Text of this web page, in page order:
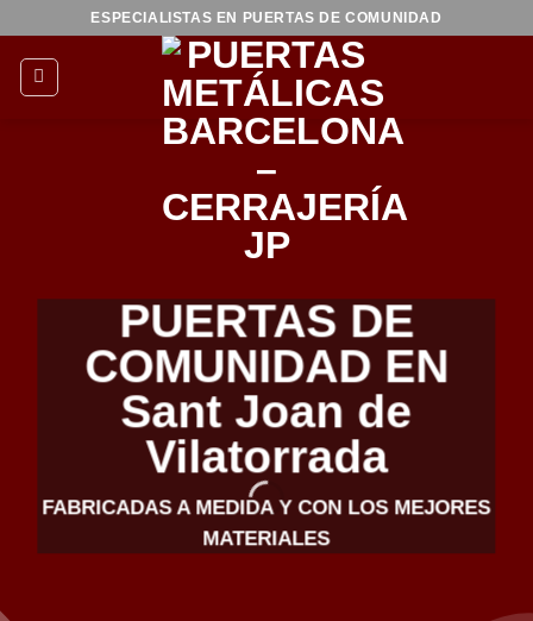
contenido
ESPECIALISTAS EN PUERTAS DE COMUNIDAD
PUERTAS DE
COMUNIDAD EN
Sant Joan de
Vilatorrada
FABRICADAS A MEDIDA Y CON LOS MEJORES
MATERIALES